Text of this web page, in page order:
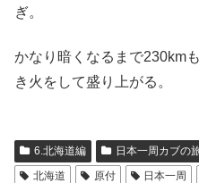
ぎ。
かなり暗くなるまで230km
き火をして盛り上がる。
6.北海道編 日本一周カブの
北海道
原付 日本一周